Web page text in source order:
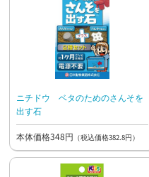
ニチドウ ベタのためのさんそを
出す石
本体価格348円 （税込価格382.8円）